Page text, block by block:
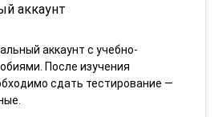
аккаунт
аккаунт с учебно-
После изучения
сдать тестирование —